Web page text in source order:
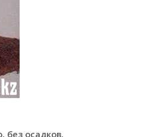
без осадков.